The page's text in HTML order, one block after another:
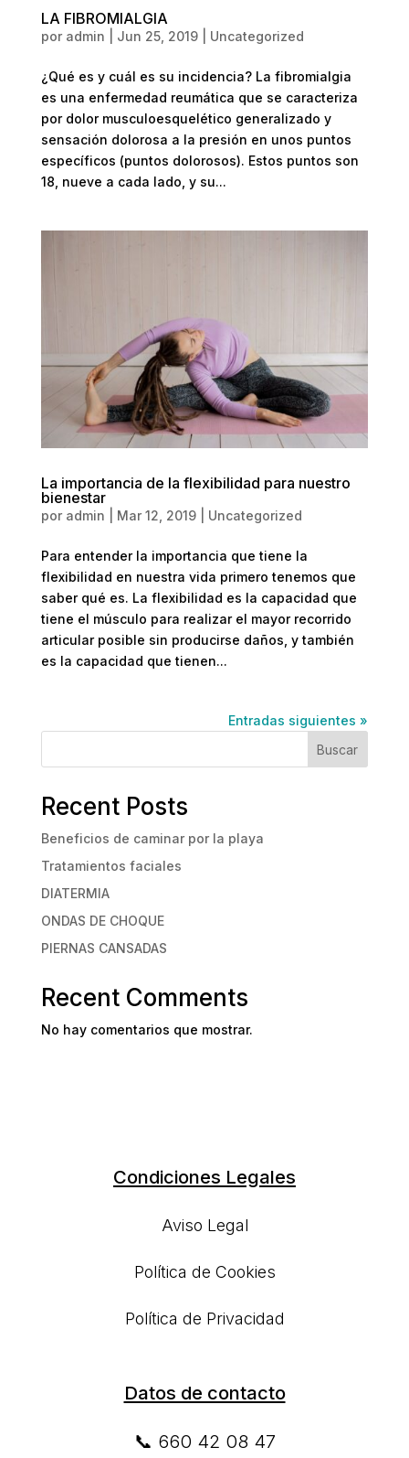
LA FIBROMIALGIA
por admin Jun 25, 2019| Uncategorized
¿Qué es y cuál es su incidencia? La fibromialgia
es una enfermedad reumática que se caracteriza
por dolor musculoesquelético generalizado y
sensación dolorosa a la presión en unos puntos
específicos (puntos dolorosos). Estos puntos son
18, nueve a cada lado, y su...
La importancia de la flexibilidad para nuestro
bienestar
por admin Mar 12, 2019| Uncategorized
Para entender la importancia que tiene la
flexibilidad en nuestra vida primero tenemos que
saber qué es. La flexibilidad es la capacidad que
tiene el músculo para realizar el mayor recorrido
articular posible sin producirse daños, y también
es la capacidad que tienen...
Entradas siguientes »
Buscar
Recent Posts
Beneficios de caminar por la playa
Tratamientos faciales
DIATERMIA
ONDAS DE CHOQUE
PIERNAS CANSADAS
Recent Comments
No hay comentarios que mostrar.
Condiciones Legales
Aviso Legal
Política de Cookies
Política de Privacidad
Datos de contacto
📞 660 42 08 47